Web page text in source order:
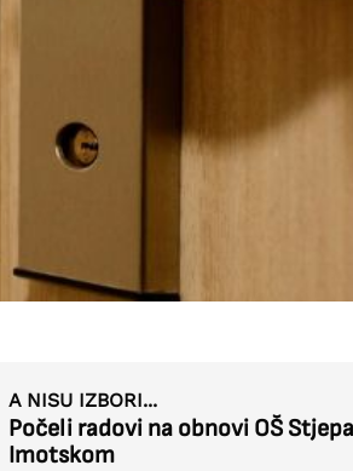
A NISU IZBORI...
Počeli radovi na obnovi OŠ
Imotskom